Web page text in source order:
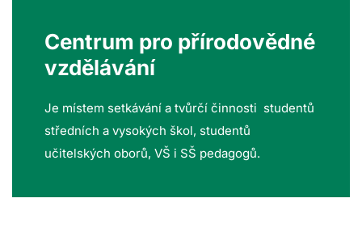
Centrum pro přírodovědné
vzdělávání
Je místem setkávání a tvůrčí činnosti studentů
středních a vysokých škol, studentů
učitelských oborů, VŠ i SŠ pedagogů.